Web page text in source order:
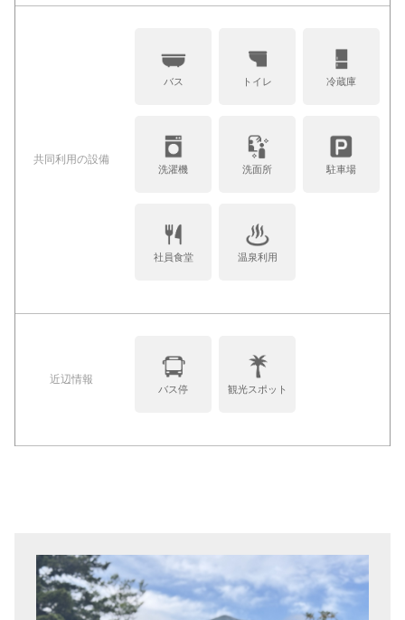
共同利⽤の設備
バス トイレ 冷蔵庫
洗濯機 洗面所 駐車場
社員食堂 温泉利用
近辺情報
バス停 観光スポット